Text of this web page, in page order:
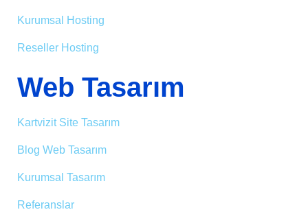
Kurumsal Hosting
Reseller Hosting
Web Tasarım
Kartvizit Site Tasarım
Blog Web Tasarım
Kurumsal Tasarım
Referanslar